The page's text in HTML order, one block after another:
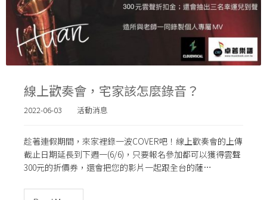
線上歡奏會，宅家該怎麼錄音？
2022-06-03 活動消息
趁著連假期間，來家裡錄一波COVER吧！線上歡奏會的上傳
截止日期延長到下週一(6/6)，只要報名參加都可以獲得雲聲
300元的折價券，還會把您的影片一起跟全台的薩…